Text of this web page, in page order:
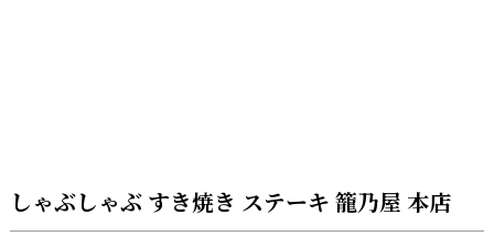
しゃぶしゃぶ すき焼き ステーキ 籠乃屋 本店